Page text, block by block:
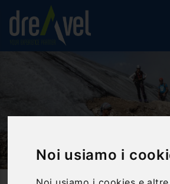
Noi usiamo i
Attività Ed Esperienze
Vie Ferrate